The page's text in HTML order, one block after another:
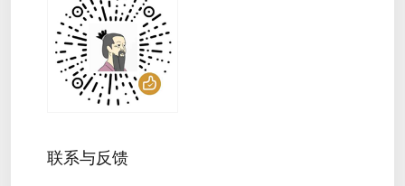
联系与反馈